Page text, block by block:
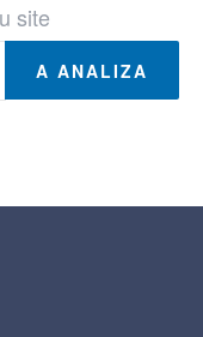
site
A ANALIZA